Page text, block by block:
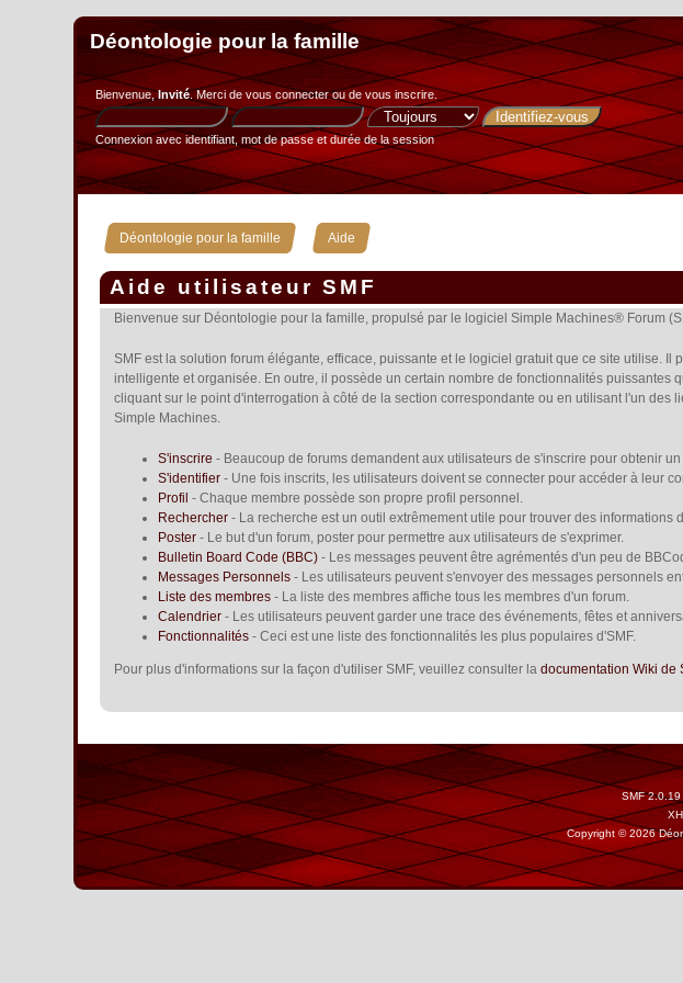
Déontologie pour la famille
Bienvenue,Invité. Merci devous connecterou devous inscrire.
Connexion avec identifiant, mot de passe et durée de la session
Déontologie pour la famille » Aide
Aide utilisateur SMF
Bienvenue sur Déontologie pour la famille, propulsé par le logiciel Simple Machines® Forum
SMF est la solution forum élégante, efficace, puissante et le logiciel gratuit que ce site utilise.
intelligente et organisée. En outre, il possède un certain nombre de fonctionnalités
cliquant sur le point d'interrogation à côté de la section correspondante ou en utilisant l'un des
Simple Machines.
S'inscrire - Beaucoup de forums demandent aux utilisateurs de s'inscrire pour obtenir un
S'identifier- Une fois inscrits, les utilisateurs doivent se connecter pour accéder à leur
Profil - Chaque membre possède son propre profil personnel.
Rechercher- La recherche est un outil extrêmement utile pour trouver des informations
Poster- Le but d'un forum, poster pour permettre aux utilisateurs de s'exprimer.
Bulletin Board Code (BBC)- Les messages peuvent être agrémentés d'un peu de
Messages Personnels- Les utilisateurs peuvent s'envoyer des messages personnels
Liste des membres- La liste des membres affiche tous les membres d'un forum.
Calendrier- Les utilisateurs peuvent garder une trace des événements, fêtes et
Fonctionnalités- Ceci est une liste des fonctionnalités les plus populaires d'SMF.
Pour plus d'informations sur la façon d'utiliser SMF, veuillez consulter la documentation Wiki de
SMF 2.0.19
Copyright © 2026